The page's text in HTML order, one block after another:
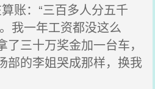
账：“三百多人分五千
我一年工资都没这么
了三十万奖金加一台车，
部的李姐哭成那样，换我